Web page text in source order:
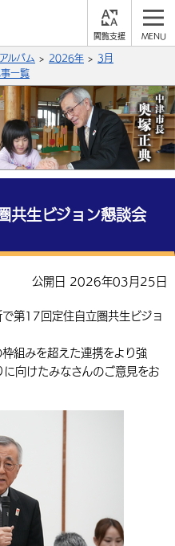
支
白
きさ
縮小
選択
中国語（簡体字）
案内
YouTube
保険・年金
健康・予防
生涯学習・スポーツ・人権
外国人の方向け情報
産業・雇用
税金
子どもを預ける
健康・医療
四季のイベント・祭り
広報・広聴
ルバム 2026年
3月
一覧
共生ビジョン懇談会
公開日 2026年03月25日
第17回定住自立圏共生ビジョ
組みを超えた連携をより強
向けたみなさんのご意見をお